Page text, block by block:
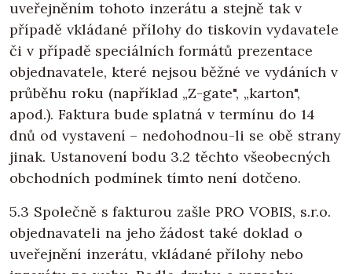
uveřejněním tohoto inzerátu a stejně tak v
případě vkládané přílohy do tiskovin vydavatele
či v případě speciálních formátů prezentace
objednavatele, které nejsou běžné ve vydáních v
průběhu roku (například „Z-gate", „karton",
apod.). Faktura bude splatná v termínu do 14
dnů od vystavení – nedohodnou-li se obě strany
jinak. Ustanovení bodu 3.2 těchto všeobecných
obchodních podmínek tímto není dotčeno.
5.3 Společně s fakturou zašle PRO VOBIS, s.r.o.
objednavateli na jeho žádost také doklad o
uveřejnění inzerátu, vkládané přílohy nebo